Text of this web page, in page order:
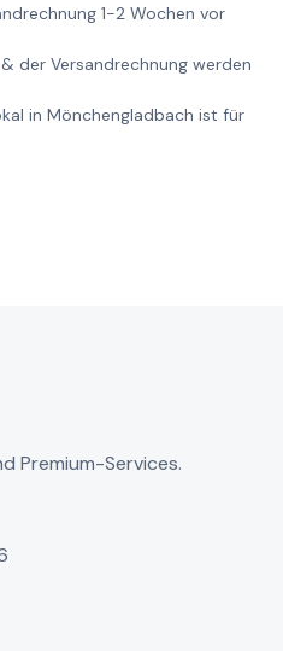
1-2 Wochen vor
der Versandrechnung werden
in Mönchengladbach ist für
Premium-Services.